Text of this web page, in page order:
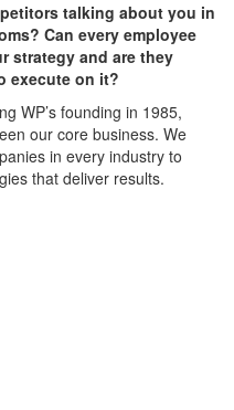
talking about you in
Can every employee
strategy and are they
execute on it?
WP’s founding in 1985,
our core business. We
in every industry to
that deliver results.